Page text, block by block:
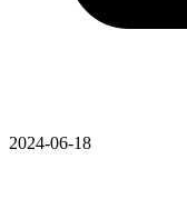
2024-06-18